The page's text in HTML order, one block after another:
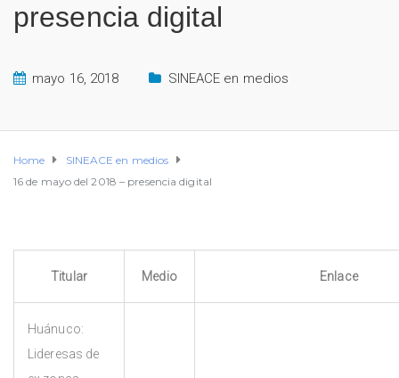
presencia digital
mayo 16, 2018 SINEACE en medios
Home
SINEACE en medios
16 de mayo del 2018 – presencia digital
Titular Medio Enlace
Huánuco:
Lideresas de